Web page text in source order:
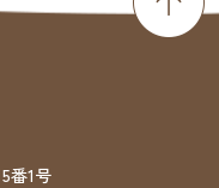
番1号